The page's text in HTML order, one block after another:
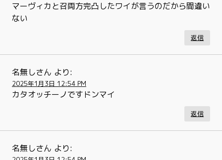
マーヴィカと召両方完凸したワイが言うのだから間違い
ない
返信
名無しさん より:
2025年1月3日 12:54 PM
カタオッチーノですドンマイ
返信
名無しさん より: